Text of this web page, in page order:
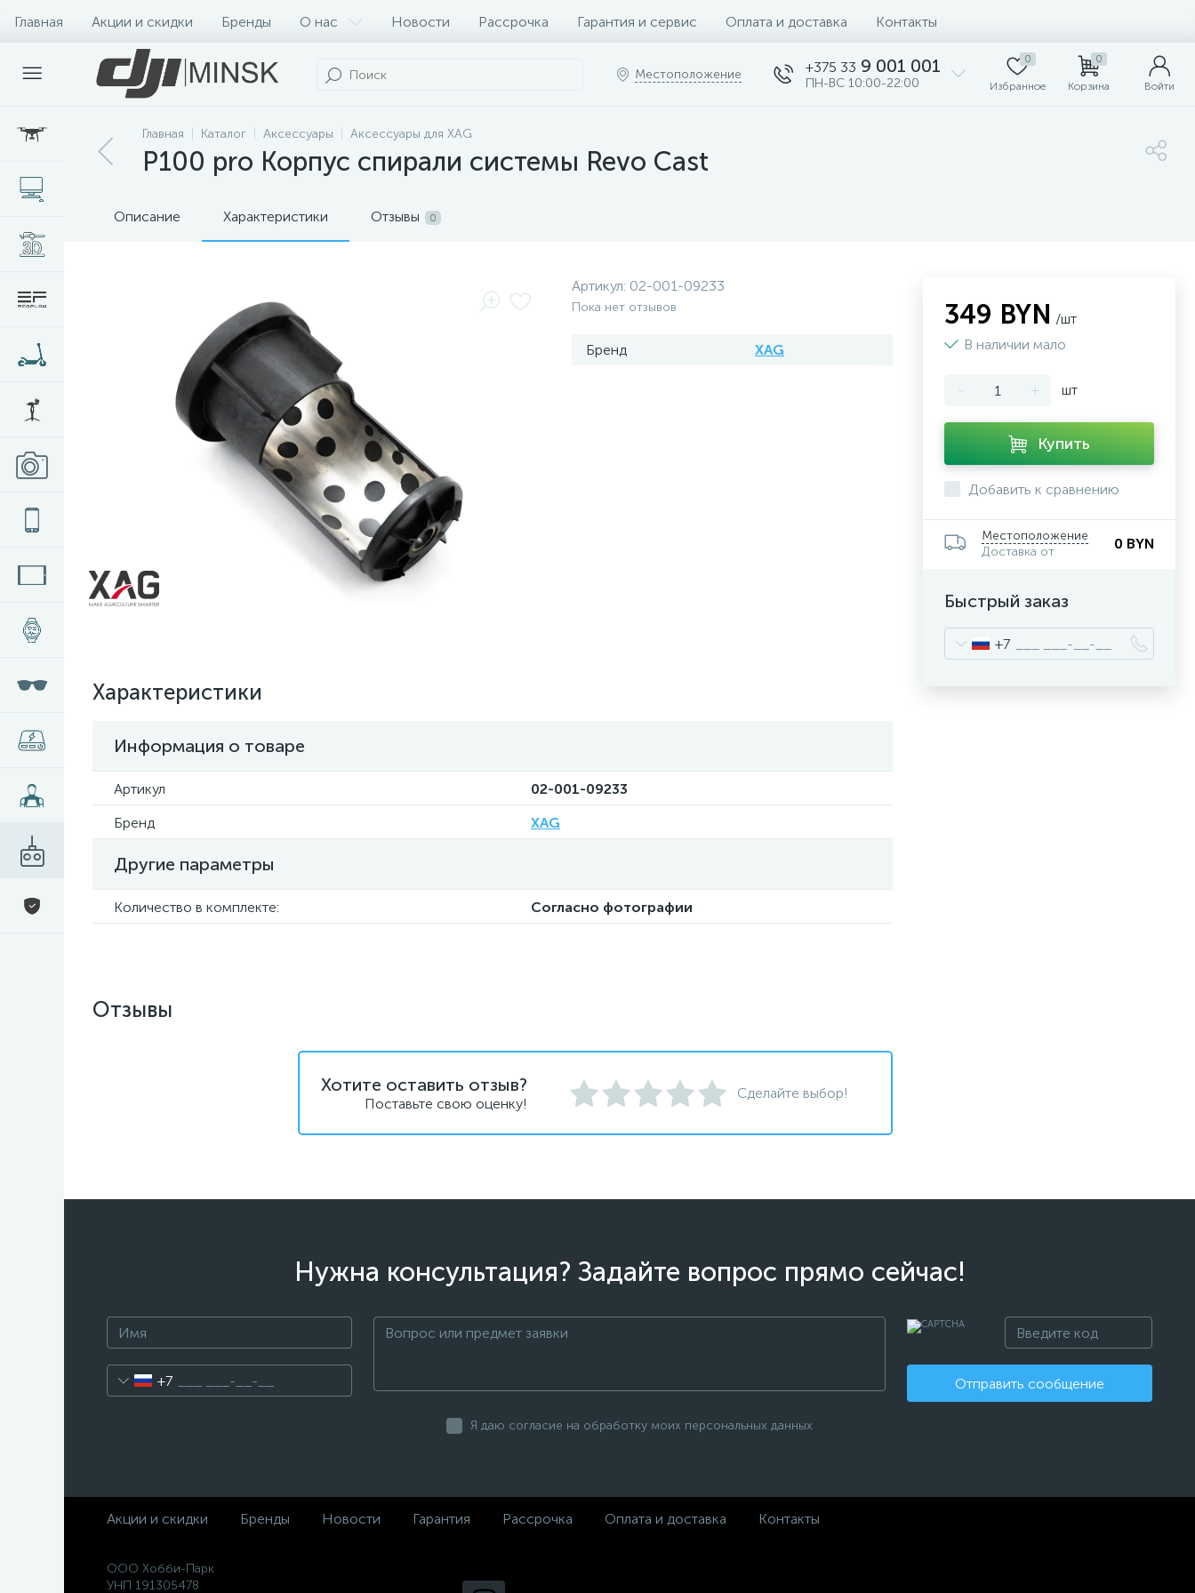
Главная Акции и скидки Бренды О нас Новости Рассрочка Гарантия и сервис Оплата и доставка Контакты
Местоположение +375 33 9 001 001
ПН-ВС 10:00-22:00
0
Избранное
0
Корзина Войти
Главная Каталог Аксессуары Аксессуары для XAG
P100 pro Корпус спирали системы Revo Cast
Описание Характеристики Отзывы 0
Артикул: 02-001-09233
Пока нет отзывов
Бренд XAG
Характеристики
Информация о товаре
Артикул
02-001-09233
Бренд
XAG
Другие параметры
Количество в комплекте: Согласно фотографии
349 BYN /шт
В наличии мало
- + шт
Купить
Добавить к сравнению
Местоположение
Доставка от
0 BYN
Быстрый заказ
+7
Отзывы
Хотите оставить отзыв?
Поставьте свою оценку!
Сделайте выбор!
Нужна консультация? Задайте вопрос прямо сейчас!
+7 Отправить сообщение
Я даю согласие на обработку моих персональных данных
Акции и скидки Бренды Новости Гарантия Рассрочка Оплата и доставка Контакты
ООО Хобби-Парк
УНП 191305478